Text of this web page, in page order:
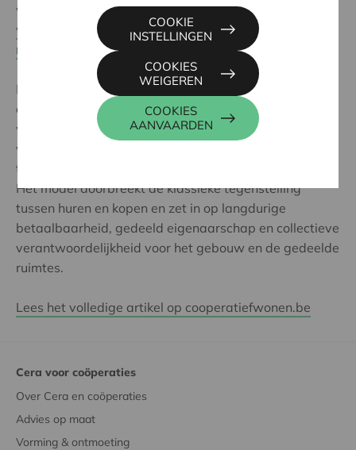
werd ontworpen doorStramien, een
werkerscoöperatie
, en gerealiseerd als het
nieuwbouwproject van wooncoop in Antwerpen
Minstens even bepalend als de architectuur is het
coöperatieve karakter van De Wasserij. Als
wooncoop-project zijn de bewoners samen eigenaar
van het geheel, wat een fundamenteel andere relatie
tot wonen, investeren en beheren met zich meebrengt.
Het model doorbreekt de klassieke tegenstelling
tussen huren en kopen en zet in op langdurige
betaalbaarheid, gedeeld eigenaarschap en collectieve
verantwoordelijkheid voor het gebouw en de gedeelde
ruimtes.
Lees het volledige artikel op cooperatiefwonen.be
Cera voor coöperaties
Over Cera en coöperaties
Advies op maat
Vorming & ontmoeting
COOKIES
AANVAARDEN
COOKIES
WEIGEREN
COOKIE
INSTELLINGEN